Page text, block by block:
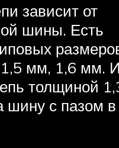
зависит от
шины. Есть
мм, 1,6 мм. И
толщиной
шину с пазом